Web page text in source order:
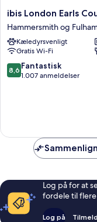
ibis
London
Earls
Court
Hammersmith
og
Fulham
ibis London Earls
Hammersmith og
Kæledyrsvenligt
Gratis Wi-Fi
8.6
ud
8,6 Fantastisk
1.007 anmeldelser
Log på for at
fordele til flere
Log på